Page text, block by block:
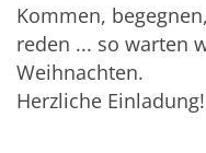
Kommen,
reden ... so warten
Weihnachten.
Herzliche Einladung!